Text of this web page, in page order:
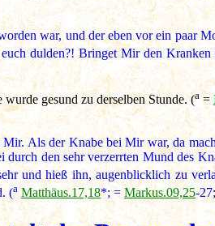
war, und der eben vor ein paar
dulden?! Bringet Mir den
gesund zu derselben Stunde. (a =
Als der Knabe bei Mir war, da
den sehr verzerrten Mund des
und hieß ihn, augenblicklich zu
(a Matthäus.17,18*; = Markus.09,25-